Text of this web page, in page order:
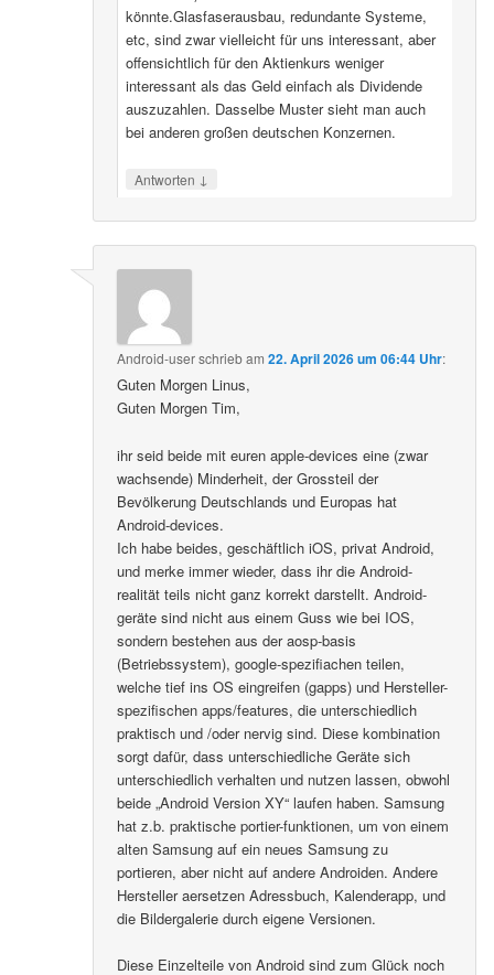
könnte.Glasfaserausbau, redundante Systeme,
etc, sind zwar vielleicht für uns interessant, aber
offensichtlich für den Aktienkurs weniger
interessant als das Geld einfach als Dividende
auszuzahlen. Dasselbe Muster sieht man auch
bei anderen großen deutschen Konzernen.
Antworten ↓
Android-userschriebam22. April 2026 um 06:44 Uhr:
Guten Morgen Linus,
Guten Morgen Tim,
ihr seid beide mit euren apple-devices eine (zwar
wachsende) Minderheit, der Grossteil der
Bevölkerung Deutschlands und Europas hat
Android-devices.
Ich habe beides, geschäftlich iOS, privat Android,
und merke immer wieder, dass ihr die Android-
realität teils nicht ganz korrekt darstellt. Android-
geräte sind nicht aus einem Guss wie bei IOS,
sondern bestehen aus der aosp-basis
(Betriebssystem), google-spezifiachen teilen,
welche tief ins OS eingreifen (gapps) und Hersteller-
spezifischen apps/features, die unterschiedlich
praktisch und /oder nervig sind. Diese kombination
sorgt dafür, dass unterschiedliche Geräte sich
unterschiedlich verhalten und nutzen lassen, obwohl
beide „Android Version XY“ laufen haben. Samsung
hat z.b. praktische portier-funktionen, um von einem
alten Samsung auf ein neues Samsung zu
portieren, aber nicht auf andere Androiden. Andere
Hersteller aersetzen Adressbuch, Kalenderapp, und
die Bildergalerie durch eigene Versionen.
Diese Einzelteile von Android sind zum Glück noch